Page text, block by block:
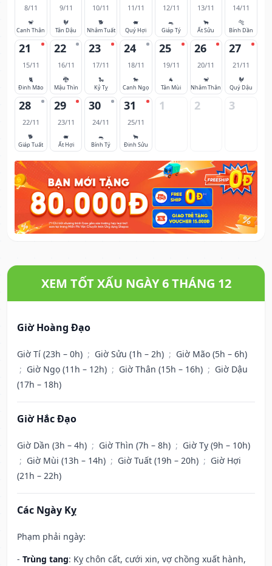
8/11
🐒
Canh Thân
9/11
🐓
Tân Dậu
10/11
🐕
Nhâm Tuất
11/11
🐖
Quý Hợi
12/11
🐀
Giáp Tý
13/11
🐂
Ất Sửu
14/11
🐅
Bính Dần
21
15/11
🐈
Đinh Mão
22
16/11
🐉
Mậu Thìn
23
17/11
🐍
Kỷ Tỵ
24
18/11
🐎
Canh Ngọ
25
19/11
🐐
Tân Mùi
26
20/11
🐒
Nhâm Thân
27
21/11
🐓
Quý Dậu
28
22/11
🐕
Giáp Tuất
29
23/11
🐖
Ất Hợi
30
24/11
🐀
Bính Tý
31
25/11
🐂
Đinh Sửu
1 2 3
XEM TỐT XẤU NGÀY 6 THÁNG 12
Giờ Hoàng Đạo
Giờ Tí (23h – 0h) ; Giờ Sửu (1h – 2h) ; Giờ Mão (5h – 6h)
; Giờ Ngọ (11h – 12h) ; Giờ Thân (15h – 16h) ; Giờ Dậu
(17h – 18h)
Giờ Hắc Đạo
Giờ Dần (3h – 4h) ; Giờ Thìn (7h – 8h) ; Giờ Tỵ (9h – 10h)
; Giờ Mùi (13h – 14h) ; Giờ Tuất (19h – 20h) ; Giờ Hợi
(21h – 22h)
Các Ngày Kỵ
Phạm phải ngày:
- Trùng tang: Kỵ chôn cất, cưới xin, vợ chồng xuất hành,